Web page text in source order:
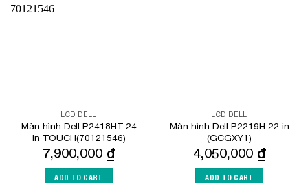
LCD DELL
Màn hình Dell P2418HT 24
in TOUCH(70121546)
7,900,000 ₫
ADD TO CART
LCD DELL
Màn hình Dell P2219H 22 in
(GCGXY1)
4,050,000 ₫
ADD TO CART